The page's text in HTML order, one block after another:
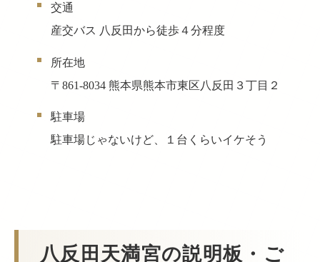
交通
産交バス 八反田から徒歩４分程度
所在地
〒861-8034 熊本県熊本市東区八反田３丁目２
駐車場
駐車場じゃないけど、１台くらいイケそう
八反田天満宮の説明板・ご